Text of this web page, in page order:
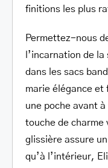
finitions les plus
Permettez-nous
l’incarnation de
dans les sacs
marie élégance
une poche avant
touche de charme
glissière assure
qu’à l’intérieur,